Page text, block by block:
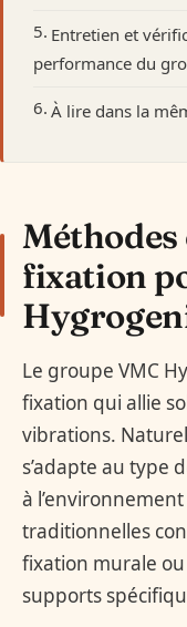
Entretien et
performance du
À lire dans la
fixation
Le groupe VMC
fixation qui allie
vibrations.
s’adapte au type
à
traditionnelles
fixation murale
supports